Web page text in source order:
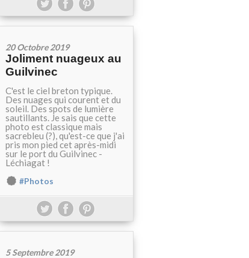
20 Octobre 2019
Joliment nuageux au
Guilvinec
C'est le ciel breton typique.
Des nuages qui courent et du
soleil. Des spots de lumière
sautillants. Je sais que cette
photo est classique mais
sacrebleu (?), qu'est-ce que j'ai
pris mon pied cet après-midi
sur le port du Guilvinec -
Léchiagat !
#Photos
5 Septembre 2019